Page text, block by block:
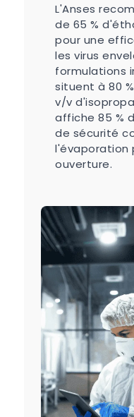
L'Anses
de 65 %
pour une
les virus
formulations
situent à 80
v/v
affiche 85 %
de sécurité
l'évaporation
ouverture.